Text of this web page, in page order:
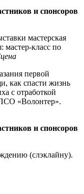
и спонсоров
мастерская
мастер-класс по
первой
как спасти жизнь
с отработкой
ПСО «Волонтер».
и спонсоров
(слэклайну).